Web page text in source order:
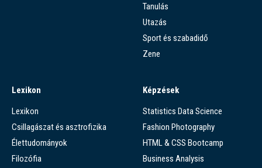
Tanulás
Utazás
Sport és szabadidő
Zene
Lexikon
Lexikon
Csillagászat és asztrofizika
Élettudományok
Filozófia
Képzések
Statistics Data Science
Fashion Photography
HTML & CSS Bootcamp
Business Analysis